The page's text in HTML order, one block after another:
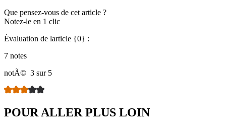
Que pensez-vous de cet article ?
Notez-le en 1 clic
Évaluation de larticle {0} :
7 notes
notÃ© 3 sur 5
POUR ALLER PLUS LOIN